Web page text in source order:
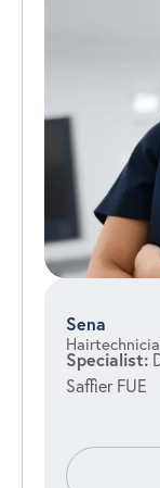
Sena
Specialist:
Saffier FUE